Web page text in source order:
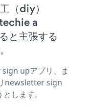
（diy）
a
と主張する
upアプリ、ま
newsletter sign
します。